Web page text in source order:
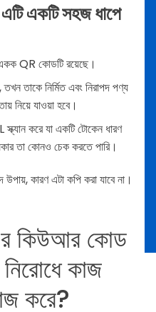
একটি সহজ ধাপে
QR কোডটি রয়েছে।
তখন তাকে নির্মিত এবং নিরাপদ পণ্য
নিয়ে যাওয়া হবে।
করে যা একটি টোকেন ধারণ
তা কোনও চেক করতে পারি।
উপায়, কারণ এটা কপি করা যাবে না।
কিউআর কোড
নিরোধে কাজ
করে?